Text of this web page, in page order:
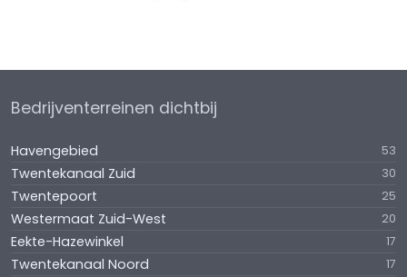
Bedrijventerreinen dichtbij
Havengebied 53
Twentekanaal Zuid 30
Twentepoort 25
Westermaat Zuid-West 20
Eekte-Hazewinkel 17
Twentekanaal Noord 17